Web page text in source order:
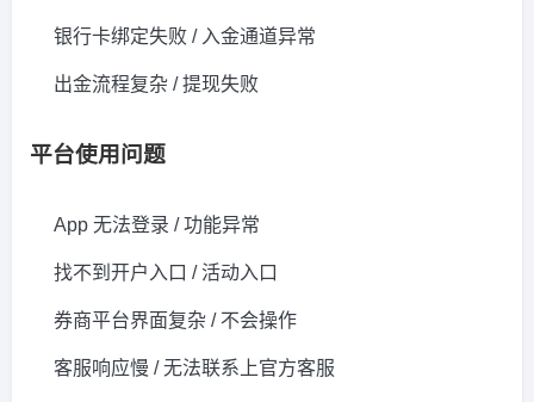
银行卡绑定失败 / 入金通道异常
出金流程复杂 / 提现失败
平台使用问题
App 无法登录 / 功能异常
找不到开户入口 / 活动入口
券商平台界面复杂 / 不会操作
客服响应慢 / 无法联系上官方客服